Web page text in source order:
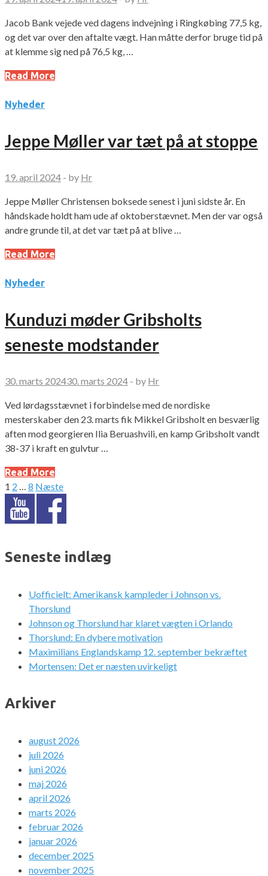
Jacob Bank vejede ved dagens indvejning i Ringkøbing 77,5 kg,
og det var over den aftalte vægt. Han måtte derfor bruge tid på
at klemme sig ned på 76,5 kg, …
Read More
Nyheder
Jeppe Møller var tæt på at stoppe
19. april 2024 - by Hr
Jeppe Møller Christensen boksede senest i juni sidste år. En
håndskade holdt ham ude af oktoberstævnet. Men der var også
andre grunde til, at det var tæt på at blive …
Read More
Nyheder
Kunduzi møder Gribsholts
seneste modstander
30. marts 202430. marts 2024 - by Hr
Ved lørdagsstævnet i forbindelse med de nordiske
mesterskaber den 23. marts fik Mikkel Gribsholt en besværlig
aften mod georgieren Ilia Beruashvili, en kamp Gribsholt vandt
38-37 i kraft en gulvtur …
Read More
Indlægsinddeling
1 2 … 8 Næste
Seneste indlæg
Uofficielt: Amerikansk kampleder i Johnson vs.
Thorslund
Johnson og Thorslund har klaret vægten i Orlando
Thorslund: En dybere motivation
Maximilians Englandskamp 12. september bekræftet
Mortensen: Det er næsten uvirkeligt
Arkiver
august 2026
juli 2026
juni 2026
maj 2026
april 2026
marts 2026
februar 2026
januar 2026
december 2025
november 2025